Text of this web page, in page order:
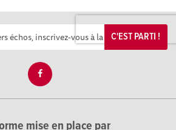
C'EST PARTI !
mise en place par